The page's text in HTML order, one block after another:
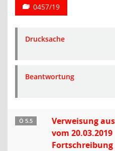
0457/19
Drucksache
Beantwortung
Ö 5.5
Verweisung
vom 20.03.2019
Fortschreibung